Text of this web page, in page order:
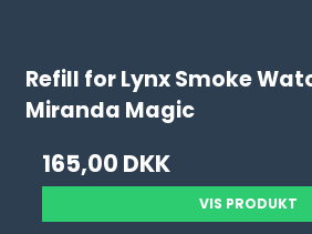
Refill for Lynx Smoke
Miranda Magic
165,00 DKK
VIS PRODUKT